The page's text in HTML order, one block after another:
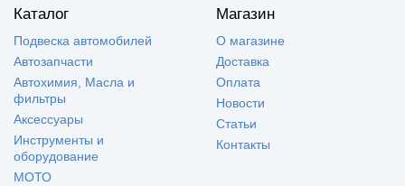
Каталог
Подвеска автомобилей
Автозапчасти
Автохимия, Масла и
фильтры
Аксессуары
Инструменты и
оборудование
МОТО
Магазин
О магазине
Доставка
Оплата
Новости
Статьи
Контакты